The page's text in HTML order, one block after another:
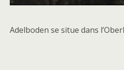
Adelboden se situe dans